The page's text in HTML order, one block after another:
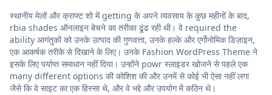
स्थानीय मेलों और क्राफ्ट शो में getting के अपने व्यवसाय के कुछ महीनों के बाद,
rbia shades ऑनलाइन बेचने का तरीका ढूंढ रही थी। वे required the
ability आगंतुकों को उनके उत्पाद की गुणवत्ता, उनके हल्के और एर्गोनोमिक डिज़ाइन,
एक आकर्षक तरीके से दिखाने के लिए। उनके Fashion WordPress Theme ने
इसके लिए पर्याप्त समाधान नहीं दिया। उन्होंने powr स्लाइडर खोजने से पहले एक
many different options की कोशिश की और उनमें से कोई भी ऐसा नहीं लगा
जैसे कि वे साइट का एक हिस्सा थे, और वे भद्दे और उपयोग में कठिन थे।